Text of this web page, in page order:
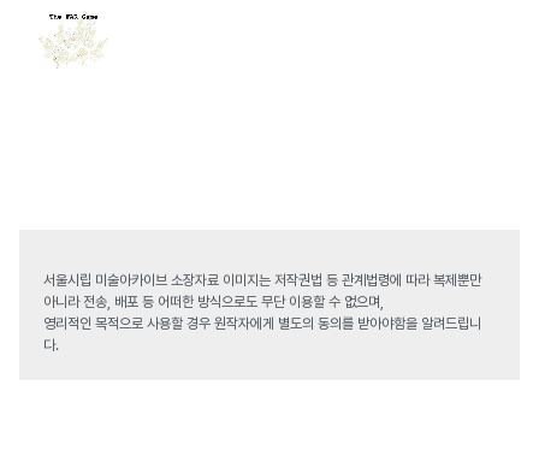
서울시립 미술아카이브 소장자료 이미지는 저작권법 등 관계법령에 따라 복제뿐만
아니라 전송, 배포 등 어떠한 방식으로도 무단 이용할 수 없으며,
영리적인 목적으로 사용할 경우 원작자에게 별도의 동의를 받아야함을 알려드립니
다.